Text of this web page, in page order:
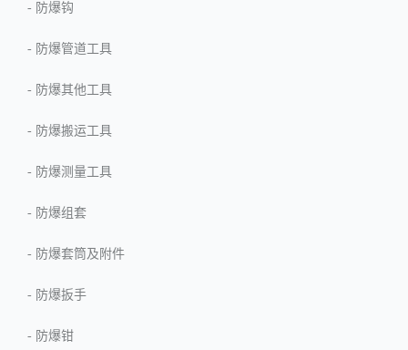
- 防爆钩
- 防爆管道工具
- 防爆其他工具
- 防爆搬运工具
- 防爆测量工具
- 防爆组套
- 防爆套筒及附件
- 防爆扳手
- 防爆钳